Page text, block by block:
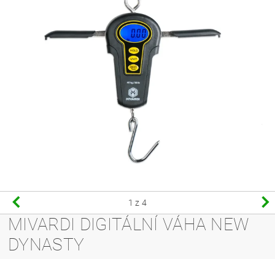
1 z 4
MIVARDI DIGITÁLNÍ VÁHA NEW
DYNASTY